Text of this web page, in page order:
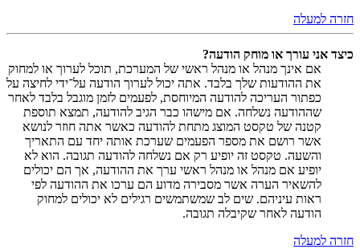
חזרה למעלה
כיצד אני עורך או מוחק הודעה?
אם אינך מנהל או מנהל ראשי של המערכת, תוכל לערוך או למחוק
את ההודעות שלך בלבד. אתה יכול לערוך הודעה על־ידי לחיצה על
כפתור העריכה להודעה המיוחסת, לפעמים לזמן מוגבל בלבד לאחר
שההודעה נשלחה. אם מישהו כבר הגיב להודעה, תמצא תוספת
קטנה של טקסט המוצג מתחת להודעה כאשר אתה חוזר לנושא
אשר רושם את מספר הפעמים שערכת אותה יחד עם התאריך
והשעה. טקסט זה יופיע רק אם נשלחה להודעה תגובה. הוא לא
יופיע אם מנהל או מנהל ראשי ערך את ההודעה, אך הם יכולים
להשאיר הערה אשר מסבירה מדוע הם ערכו את ההודעה לפי
ראות עיניהם. שים לב שמשתמשים רגילים לא יכולים למחוק
הודעה לאחר שקיבלה תגובה.
חזרה למעלה